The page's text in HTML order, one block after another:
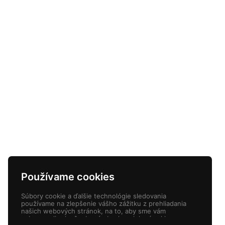
Používame cookies
Súbory cookie a ďalšie technológie sledovania
používame na zlepšenie vášho zážitku z prehliadania
našich webových stránok, na to, aby sme vám
zobrazovali prispôsobený obsah a cielené reklamy, na